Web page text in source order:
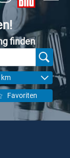
finden
km
Favoriten